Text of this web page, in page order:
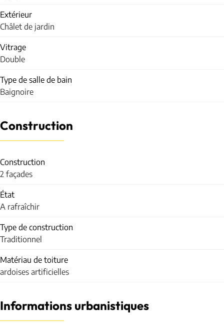
Extérieur
Châlet de jardin
Vitrage
Double
Type de salle de bain
Baignoire
Construction
Construction
2 façades
État
A rafraîchir
Type de construction
Traditionnel
Matériau de toiture
ardoises artificielles
Informations urbanistiques